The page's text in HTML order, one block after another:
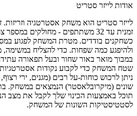
אודות לייזר סטריט
לייזר סטריט הוא משחק אסטרטגיה וזריזות.
זמנית עד 32 משתתפים - מחולקים
כשחקנים בודדים. מטרת המשחק לפגוע
במבוך מואר באור שחור ובעל תפאורה
שטח המשחק כדי לקבוע נקודות
ניתן לרכוש כוחות-על רבים (מגנים, ירי
שונים (מיקרובלאסטר) הנמצאים במשחק.
תוכל באמצעות הכינוי שלך לקבל את מצב
לסטטיסטיקות השונות של המשחק.